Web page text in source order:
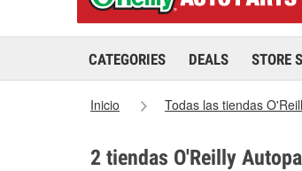
CATEGORIES DEALS STORE
Inicio Todas las tiendas
2 tiendas O'Reilly